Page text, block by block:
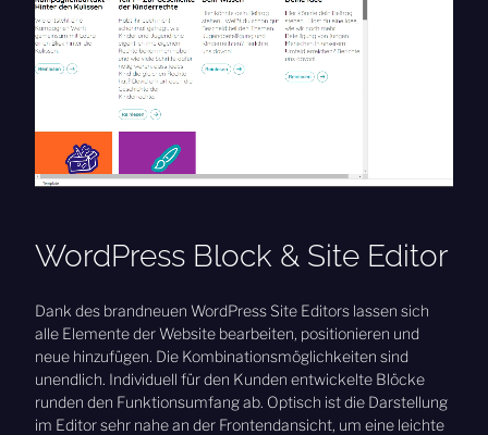
WordPress Block & Site Editor
Dank des brandneuen WordPress Site Editors lassen sich
alle Elemente der Website bearbeiten, positionieren und
neue hinzufügen. Die Kombinationsmöglichkeiten sind
unendlich. Individuell für den Kunden entwickelte Blöcke
runden den Funktionsumfang ab. Optisch ist die Darstellung
im Editor sehr nahe an der Frontendansicht, um eine leichte